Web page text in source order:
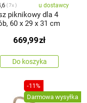
7x u dostawcy
piknikowy dla 4
60 x 29 x 31 cm
669,99zł
Do koszyka
-11%
Darmowa wysyłka